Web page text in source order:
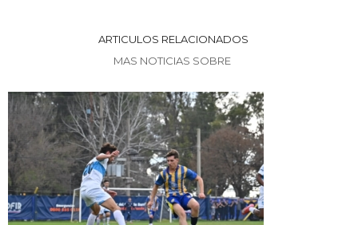
ARTICULOS RELACIONADOS
MAS NOTICIAS SOBRE